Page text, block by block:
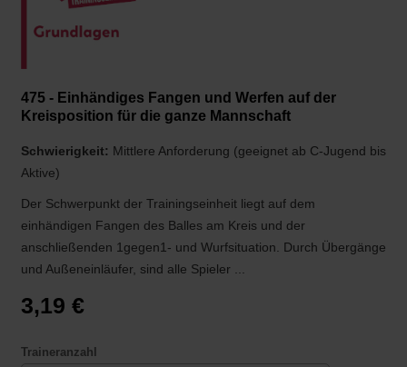
475 - Einhändiges Fangen und Werfen auf der
Kreisposition für die ganze Mannschaft
Schwierigkeit: Mittlere Anforderung (geeignet ab C-Jugend bis
Aktive)
Der Schwerpunkt der Trainingseinheit liegt auf dem
einhändigen Fangen des Balles am Kreis und der
anschließenden 1gegen1- und Wurfsituation. Durch Übergänge
und Außeneinläufer, sind alle Spieler ...
3,19 €
Traineranzahl